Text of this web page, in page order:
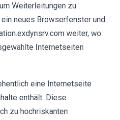
Weiterleitungen zu
neues Browserfenster und
weiter, wo
Internetseiten
eine Internetseite
enthält. Diese
zu hochriskanten